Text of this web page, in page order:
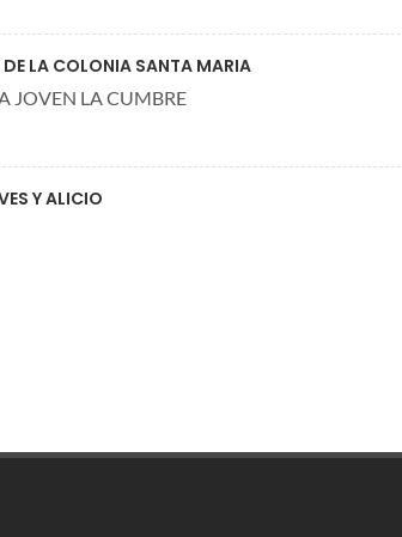
LA COLONIA SANTA MARIA
JOVEN LA CUMBRE
Y ALICIO